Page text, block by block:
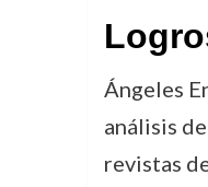
Ángeles
análisis
revistas